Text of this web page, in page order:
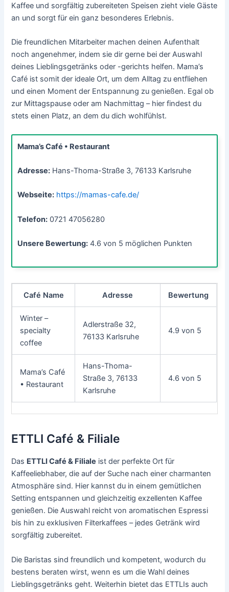
Kaffee und sorgfältig zubereiteten Speisen zieht viele Gäste
an und sorgt für ein ganz besonderes Erlebnis.
Die freundlichen Mitarbeiter machen deinen Aufenthalt
noch angenehmer, indem sie dir gerne bei der Auswahl
deines Lieblingsgetränks oder -gerichts helfen. Mama’s
Café ist somit der ideale Ort, um dem Alltag zu entfliehen
und einen Moment der Entspannung zu genießen. Egal ob
zur Mittagspause oder am Nachmittag – hier findest du
stets einen Platz, an dem du dich wohlfühlst.
Mama’s Café • Restaurant
Adresse: Hans-Thoma-Straße 3, 76133 Karlsruhe
Webseite: https://mamas-cafe.de/
Telefon: 0721 47056280
Unsere Bewertung: 4.6 von 5 möglichen Punkten
Café Name Adresse Bewertung
Winter –
specialty
coffee
Adlerstraße 32,
76133 Karlsruhe
4.9 von 5
Mama’s Café
• Restaurant
Hans-Thoma-
Straße 3, 76133
Karlsruhe
4.6 von 5
ETTLI Café & Filiale
Das ETTLI Café & Filiale ist der perfekte Ort für
Kaffeeliebhaber, die auf der Suche nach einer charmanten
Atmosphäre sind. Hier kannst du in einem gemütlichen
Setting entspannen und gleichzeitig exzellenten Kaffee
genießen. Die Auswahl reicht von aromatischen Espressi
bis hin zu exklusiven Filterkaffees – jedes Getränk wird
sorgfältig zubereitet.
Die Baristas sind freundlich und kompetent, wodurch du
bestens beraten wirst, wenn es um die Wahl deines
Lieblingsgetränks geht. Weiterhin bietet das ETTLIs auch